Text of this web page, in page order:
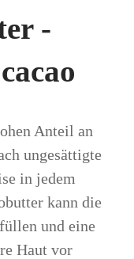
-
Anteil an
ungesättigte
in jedem
kann die
und eine
Haut vor